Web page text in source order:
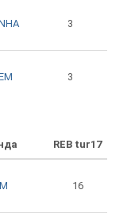
3
3
REB tur17
16